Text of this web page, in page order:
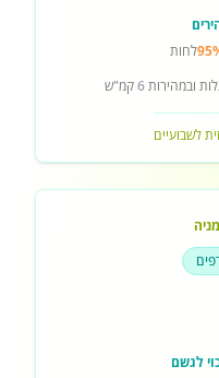
לחות
ובמהירות6קמ"ש
לשבועיים
לגשם